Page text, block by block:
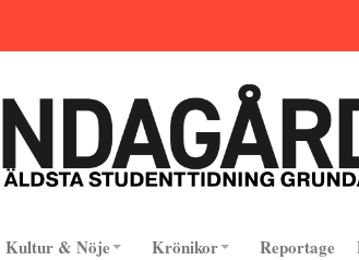
Kultur & Nöje Krönikor Reportage